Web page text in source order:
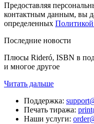
Предоставляя
контактным данным, вы
определенных
Последние новости
Плюсы Rideró, ISBN в
и многое другое
Читать дальше
Поддержка:
Печать тиража:
Наши услуги: